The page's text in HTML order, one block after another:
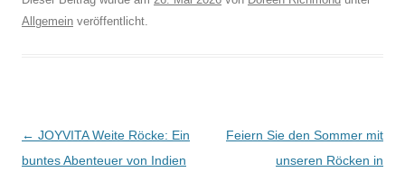
Allgemein veröffentlicht.
Beitragsnavigation
← JOYVITA Weite Röcke: Ein
buntes Abenteuer von Indien
Feiern Sie den Sommer mit
unseren Röcken in